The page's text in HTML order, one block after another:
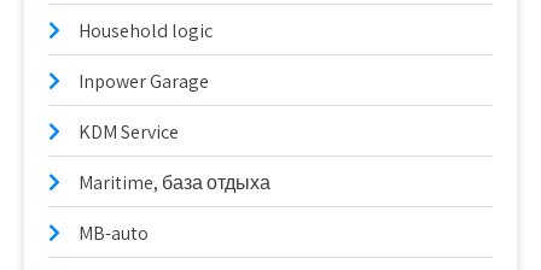
Household logic
Inpower Garage
KDM Service
Maritime, база отдыха
MB-auto